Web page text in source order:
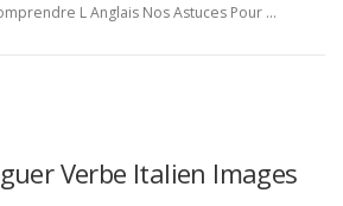
L Anglais Nos Astuces Pour …
Verbe Italien Images